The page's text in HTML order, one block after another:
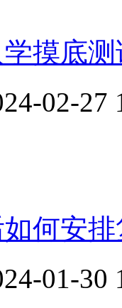
摸底
02-27
何安
01-30